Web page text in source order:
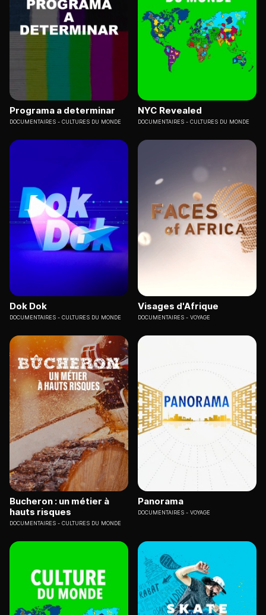
Programa a determinar
DOCUMENTAIRES CULTURES DU MONDE
NYC Revealed
DOCUMENTAIRES CULTURES DU MONDE
Dok Dok
DOCUMENTAIRES CULTURES DU MONDE
Visages d'Afrique
DOCUMENTAIRES VOYAGE
Bucheron : un métier à
hauts risques
DOCUMENTAIRES CULTURES DU MONDE
Panorama
DOCUMENTAIRES VOYAGE